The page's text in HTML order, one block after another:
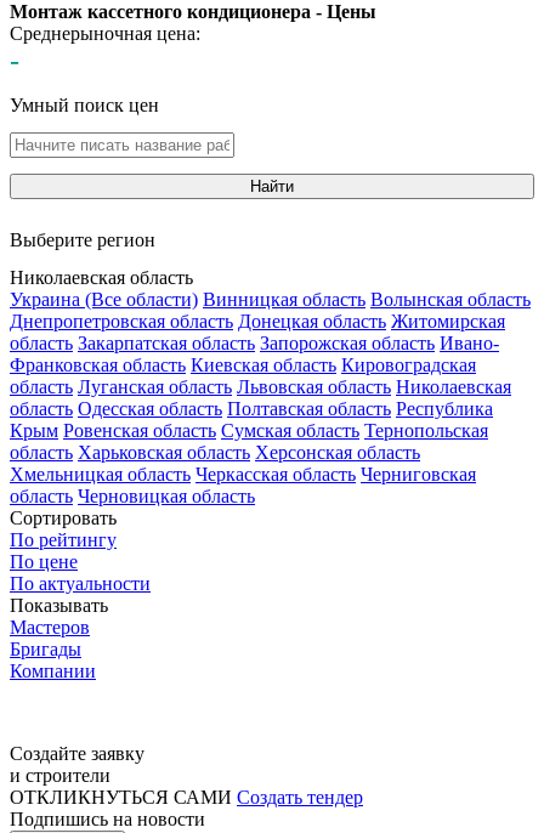
Монтаж кассетного кондиционера - Цены
Среднерыночная цена:
-
Умный поиск цен
Найти
Выберите регион
Николаевская область
Украина (Все области) Винницкая область Волынская область
Днепропетровская область Донецкая область Житомирская
область Закарпатская область Запорожская область Ивано-
Франковская область Киевская область Кировоградская
область Луганская область Львовская область Николаевская
область Одесская область Полтавская область Республика
Крым Ровенская область Сумская область Тернопольская
область Харьковская область Херсонская область
Хмельницкая область Черкасская область Черниговская
область Черновицкая область
Сортировать
По рейтингу
По цене
По актуальности
Показывать
Мастеров
Бригады
Компании
Создайте заявку
и строители
ОТКЛИКНУТЬСЯ САМИ Создать тендер
Подпишись на новости